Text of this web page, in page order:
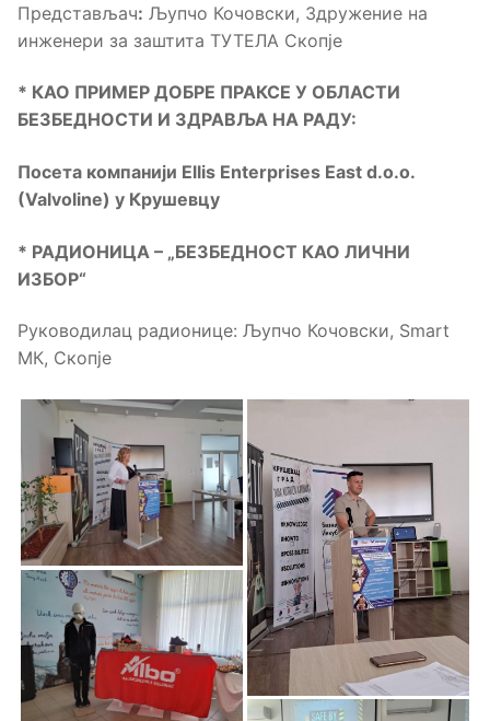
Представљач: Љупчо Кочовски, Здружение на
инженери за заштита ТУТЕЛА Скопје
* КАО ПРИМЕР ДОБРЕ ПРАКСЕ У ОБЛАСТИ
БЕЗБЕДНОСТИ И ЗДРАВЉА НА РАДУ:
Посета компанији Ellis Enterprises East d.o.o.
(Valvoline) у Крушевцу
* РАДИОНИЦА – „БЕЗБЕДНОСТ КАО ЛИЧНИ
ИЗБОР“
Руководилац радионице: Љупчо Кочовски, Smart
МК, Скопје